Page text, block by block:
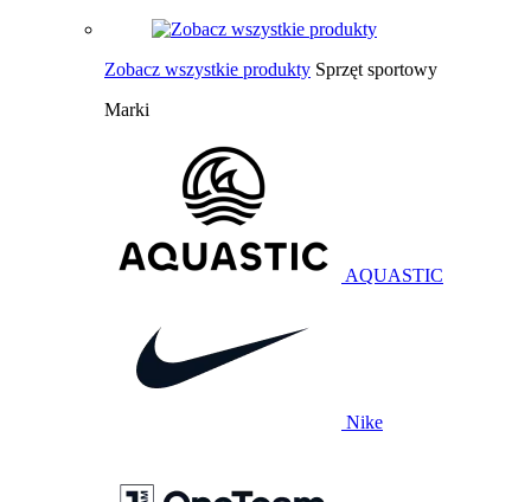
Zobacz wszystkie produkty Sprzęt sportowy
Marki
AQUASTIC
Nike